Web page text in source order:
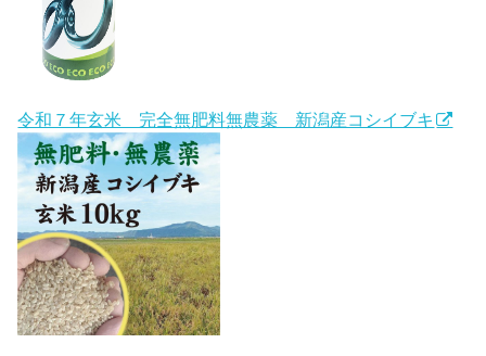
令和７年玄米 完全無肥料無農薬 新潟産コシイブキ